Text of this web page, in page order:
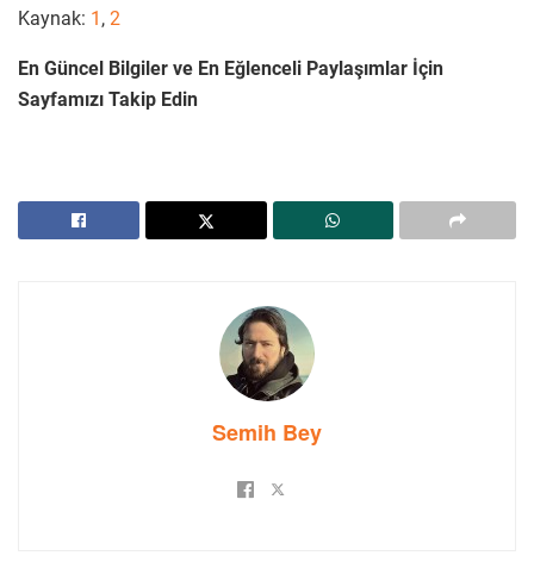
Kaynak: 1 , 2
En Güncel Bilgiler ve En Eğlenceli Paylaşımlar İçin
Sayfamızı Takip Edin
Semih Bey